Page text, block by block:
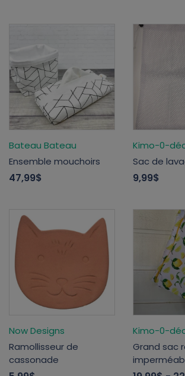
Bateau Bateau
Ensemble mouchoirs
47,99$
Kimo-0-
Sac de
9,99$
Now Designs
Ramollisseur de
cassonade
Kimo-0-
Grand sac